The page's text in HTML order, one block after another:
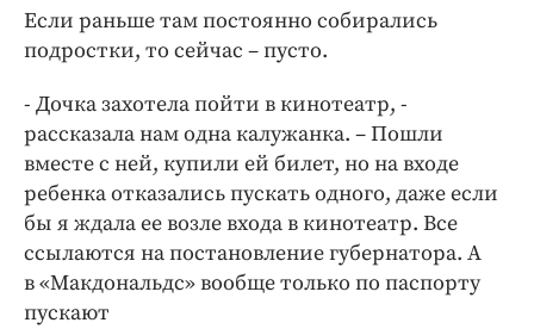
Клиника года
Бренд года
Если раньше там постоянно собирались
подростки, то сейчас – пусто.
- Дочка захотела пойти в кинотеатр, -
рассказала нам одна калужанка. – Пошли
вместе с ней, купили ей билет, но на входе
ребенка отказались пускать одного, даже если
бы я ждала ее возле входа в кинотеатр. Все
ссылаются на постановление губернатора. А
в «Макдональдс» вообще только по паспорту
пускают